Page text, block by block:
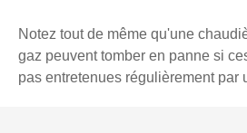
Notez tout de même qu'une
gaz peuvent tomber en panne si
pas entretenues régulièrement par